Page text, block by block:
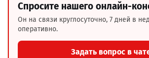
Спросите нашего онлайн-
Он на связи круглосуточно, 7 дней в
оперативно.
Задать вопрос в